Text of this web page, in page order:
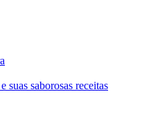
suas saborosas receitas